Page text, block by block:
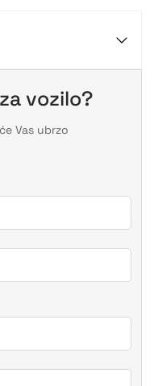
vozilo?
Vas ubrzo